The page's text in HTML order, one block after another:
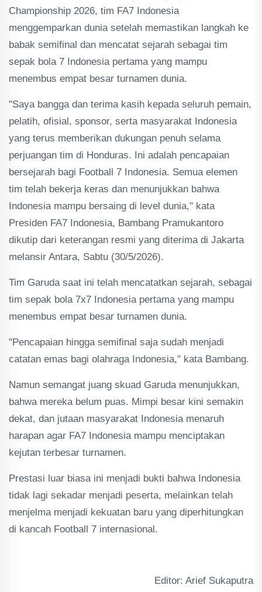
Championship 2026, tim FA7 Indonesia
menggemparkan dunia setelah memastikan langkah ke
babak semifinal dan mencatat sejarah sebagai tim
sepak bola 7 Indonesia pertama yang mampu
menembus empat besar turnamen dunia.
"Saya bangga dan terima kasih kepada seluruh pemain,
pelatih, ofisial, sponsor, serta masyarakat Indonesia
yang terus memberikan dukungan penuh selama
perjuangan tim di Honduras. Ini adalah pencapaian
bersejarah bagi Football 7 Indonesia. Semua elemen
tim telah bekerja keras dan menunjukkan bahwa
Indonesia mampu bersaing di level dunia," kata
Presiden FA7 Indonesia, Bambang Pramukantoro
dikutip dari keterangan resmi yang diterima di Jakarta
melansir Antara, Sabtu (30/5/2026).
Tim Garuda saat ini telah mencatatkan sejarah, sebagai
tim sepak bola 7x7 Indonesia pertama yang mampu
menembus empat besar turnamen dunia.
"Pencapaian hingga semifinal saja sudah menjadi
catatan emas bagi olahraga Indonesia," kata Bambang.
Namun semangat juang skuad Garuda menunjukkan,
bahwa mereka belum puas. Mimpi besar kini semakin
dekat, dan jutaan masyarakat Indonesia menaruh
harapan agar FA7 Indonesia mampu menciptakan
kejutan terbesar turnamen.
Prestasi luar biasa ini menjadi bukti bahwa Indonesia
tidak lagi sekadar menjadi peserta, melainkan telah
menjelma menjadi kekuatan baru yang diperhitungkan
di kancah Football 7 internasional.
Editor: Arief Sukaputra